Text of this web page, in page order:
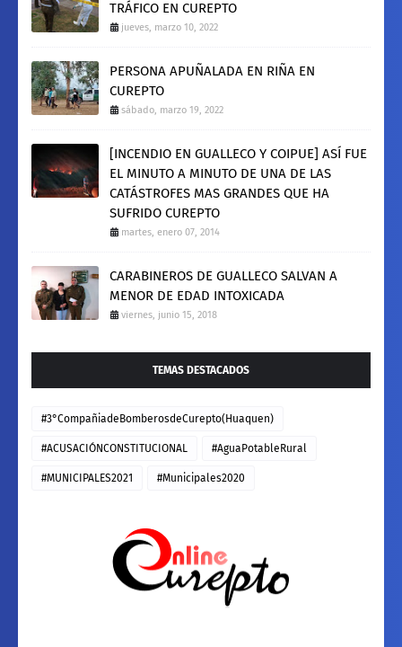
TRÁFICO EN CUREPTO
jueves, marzo 10, 2022
PERSONA APUÑALADA EN RIÑA EN
CUREPTO
sábado, marzo 19, 2022
[INCENDIO EN GUALLECO Y COIPUE] ASÍ FUE
EL MINUTO A MINUTO DE UNA DE LAS
CATÁSTROFES MAS GRANDES QUE HA
SUFRIDO CUREPTO
martes, enero 07, 2014
CARABINEROS DE GUALLECO SALVAN A
MENOR DE EDAD INTOXICADA
viernes, junio 15, 2018
TEMAS DESTACADOS
#3°CompañiadeBomberosdeCurepto(Huaquen)
#ACUSACIÓNCONSTITUCIONAL #AguaPotableRural
#MUNICIPALES2021 #Municipales2020